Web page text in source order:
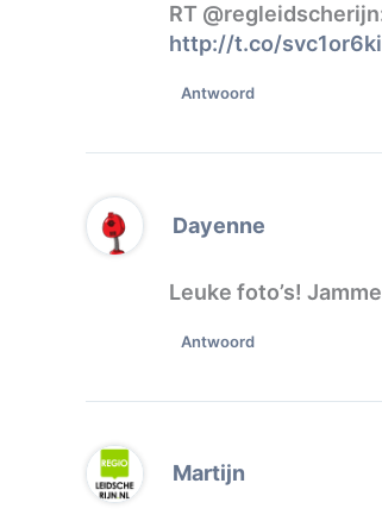
RT
http://t.co/
Antwoord
Dayenne
Leuke foto’s!
Antwoord
Martijn